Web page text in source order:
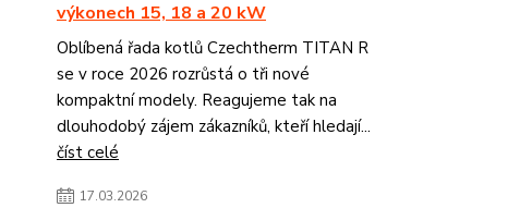
výkonech 15, 18 a 20 kW
Oblíbená řada kotlů Czechtherm TITAN R
se v roce 2026 rozrůstá o tři nové
kompaktní modely. Reagujeme tak na
dlouhodobý zájem zákazníků, kteří hledají...
číst celé
17.03.2026